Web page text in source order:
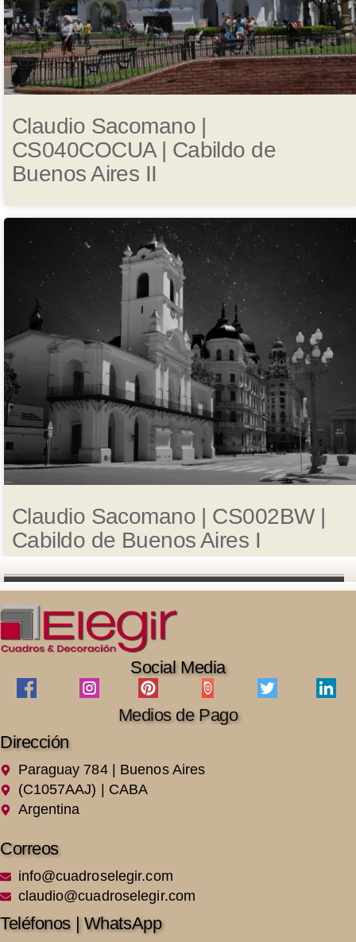
Claudio Sacomano |
CS040COCUA | Cabildo de
Buenos Aires II
Claudio Sacomano | CS002BW |
Cabildo de Buenos Aires I
Social Media
Medios de Pago
Dirección
Paraguay 784 | Buenos Aires
(C1057AAJ) | CABA
Argentina
Correos
info@cuadroselegir.com
claudio@cuadroselegir.com
Teléfonos | WhatsApp